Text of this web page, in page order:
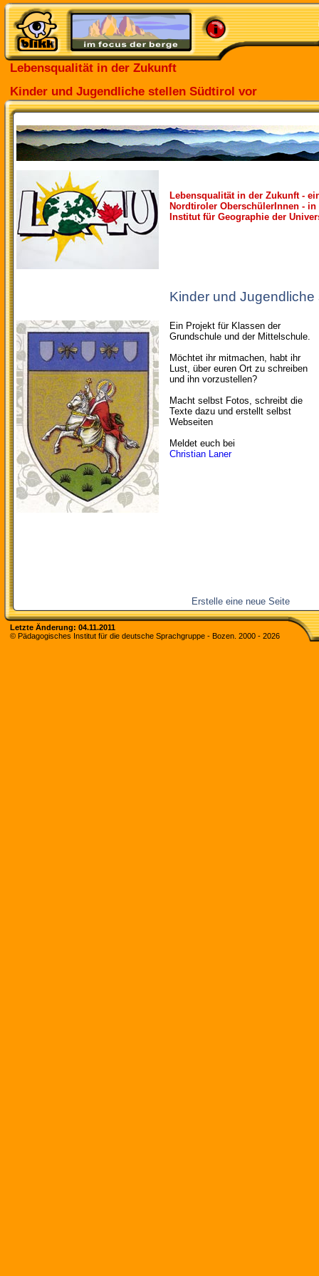
Lebensqualität in der Zukunft
Kinder und Jugendliche stellen Südtirol vor
Lebensqualität in der Zukunft -
Nordtiroler OberschülerInnen -
Institut für Geographie der
Kinder und
Ein Projekt für Klassen der
Grundschule und der Mittelschule.
Möchtet ihr mitmachen, habt ihr
Lust, über euren Ort zu schreiben
und ihn vorzustellen?
Macht selbst Fotos, schreibt die
Texte dazu und erstellt selbst
Webseiten
Meldet euch bei
Christian Laner
Erstelle eine neue Seite
Letzte Änderung: 04.11.2011
© Pädagogisches Institut für die deutsche Sprachgruppe - Bozen. 2000 - 2026